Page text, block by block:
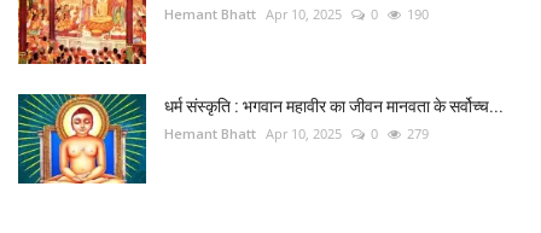
Hemant Bhatt Apr 10, 2025 0 190
धर्म संस्कृति : भगवान महावीर का जीवन मानवता के सर्वोच्च...
Hemant Bhatt Apr 10, 2025 0 279